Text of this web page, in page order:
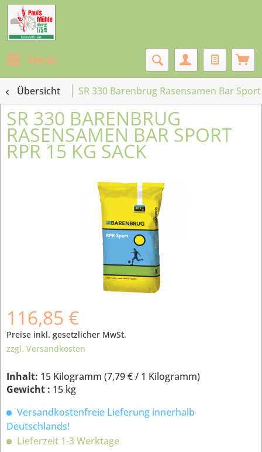
Menü
Übersicht SR 330 Barenbrug Rasensamen Bar Sport
SR 330 BARENBRUG
RASENSAMEN BAR SPORT
RPR 15 KG SACK
116,85 €
Preise inkl. gesetzlicher MwSt.
zzgl. Versandkosten
Inhalt: 15 Kilogramm (7,79 €/ 1 Kilogramm)
Gewicht : 15 kg
Versandkostenfreie Lieferung innerhalb
Deutschlands!
Lieferzeit 1-3 Werktage